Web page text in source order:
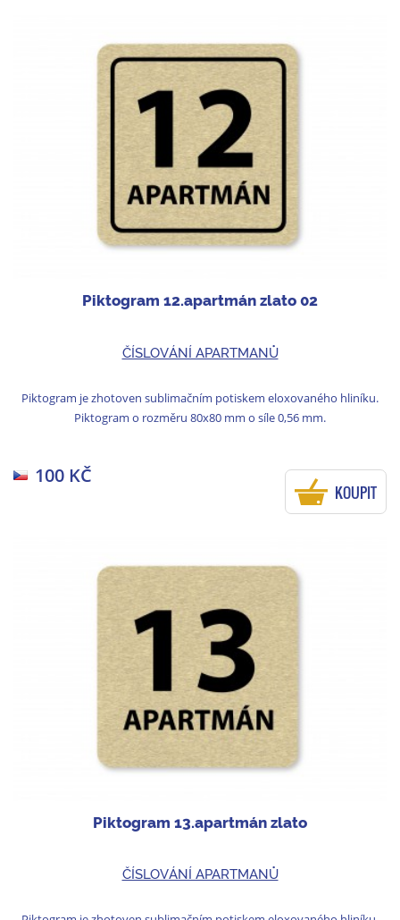
Piktogram 12.apartmán zlato 02
ČÍSLOVÁNÍ APARTMANŮ
Piktogram je zhotoven sublimačním potiskem eloxovaného hliníku.
Piktogram o rozměru 80x80 mm o síle 0,56 mm.
100 KČ
KOUPIT
Piktogram 13.apartmán zlato
ČÍSLOVÁNÍ APARTMANŮ